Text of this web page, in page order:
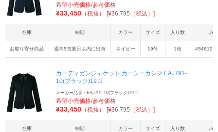
希望小売価格/参考価格
¥33,450 （税抜） [¥36,795（税込）]
在庫 納期 カラー サイズ 入り数 JAN
お取り寄せ商品 通常5営業日以内に出荷 ネイビー 19号 1枚
カーディガンジャケット カーシーカシマ EAJ791-
10(ブラック)19ゴ
メーカー品番：EAJ791-10(ブラック)19ゴ
希望小売価格/参考価格
¥33,450 （税抜） [¥36,795（税込）]
在庫 納期 カラー サイズ 入り数 JAN